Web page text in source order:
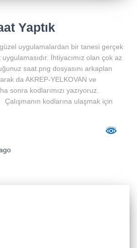
Yaptık
uygulamalardan bir tanesi gerçek
İhtiyacımız olan çok az
saat.png dosyasını arkaplan
da AKREP-YELKOVAN ve
sonra kodlarımızı yazıyoruz.
Çalışmanın kodlarına ulaşmak için